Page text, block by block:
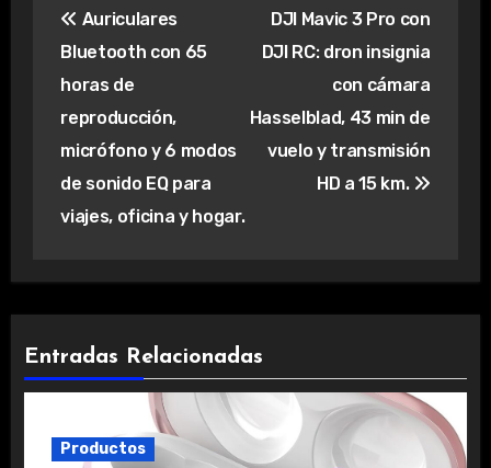
de
entradas
Auriculares
Bluetooth con 65
horas de
reproducción,
micrófono y 6 modos
de sonido EQ para
viajes, oficina y hogar.
DJI Mavic 3 Pro con
DJI RC: dron insignia
con cámara
Hasselblad, 43 min de
vuelo y transmisión
HD a 15 km.
Entradas Relacionadas
Productos